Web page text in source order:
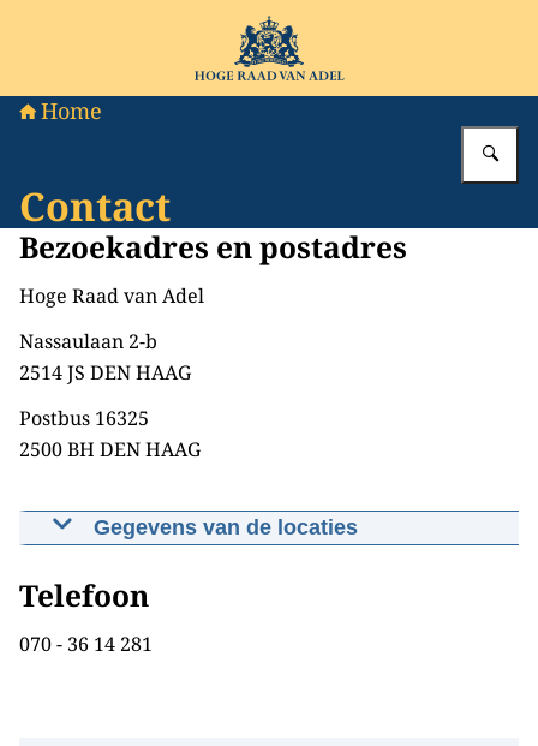
Naar de homepage van Hoge Raad van Adel
Home
Contact
Bezoekadres en postadres
Hoge Raad van Adel
Nassaulaan 2-b
2514 JS DEN HAAG
Postbus 16325
2500 BH DEN HAAG
Gegevens van de locaties
2-b, Den Haag
Telefoon
070 - 36 14 281